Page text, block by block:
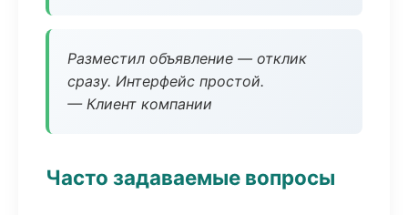
Разместил объявление — отклик
сразу. Интерфейс простой.
— Клиент компании
Часто задаваемые вопросы